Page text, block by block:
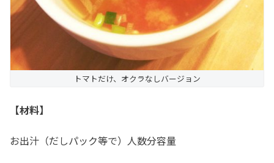
トマトだけ、オクラなしバージョン
【材料】
お出汁（だしパック等で）人数分容量